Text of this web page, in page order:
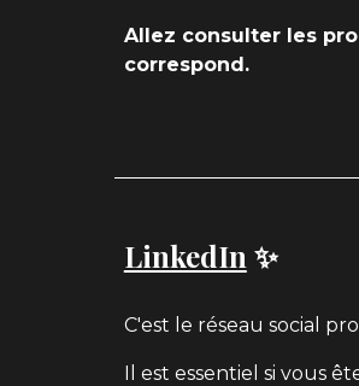
Allez consulter les
correspond.
LinkedIn ✨
C'est le réseau social
Il est essentiel si vous